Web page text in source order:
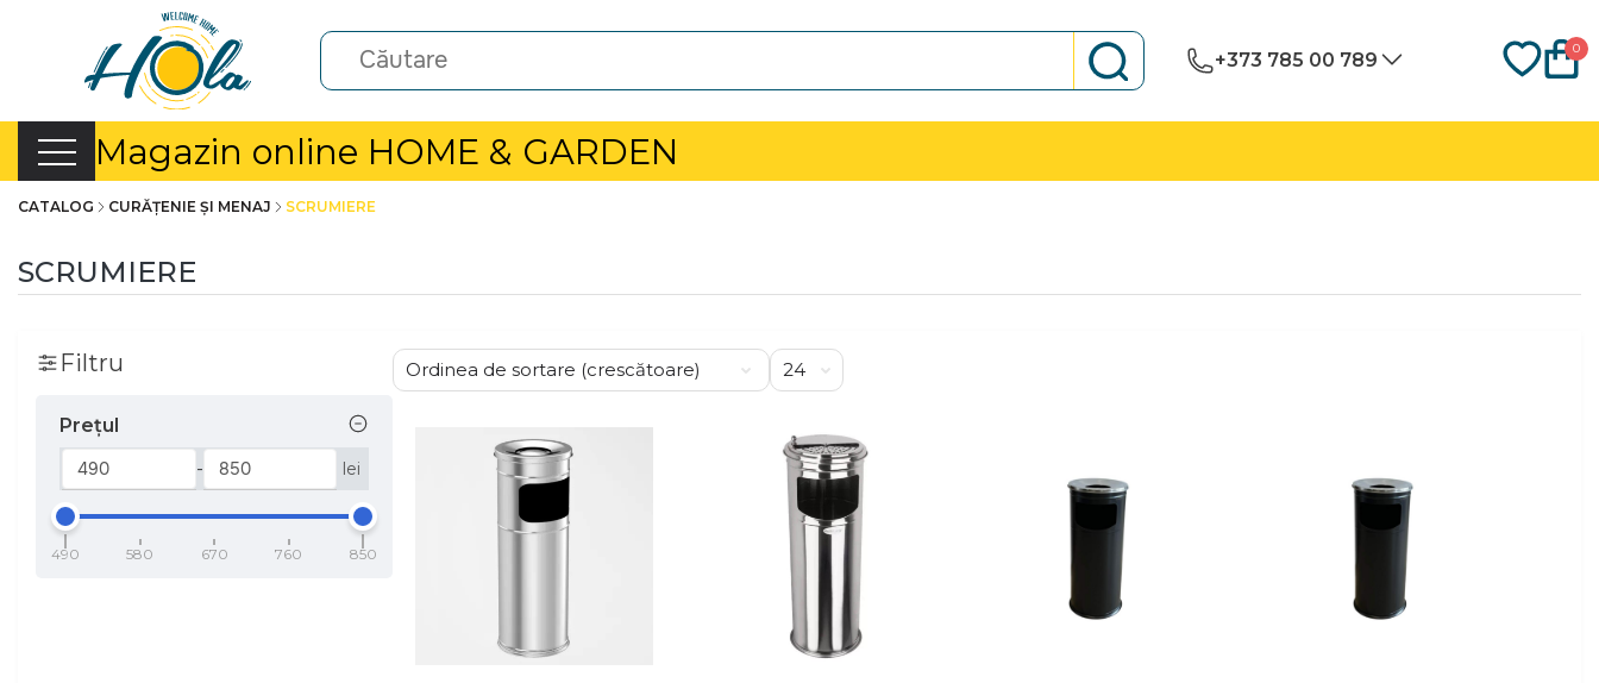
+373 785 00 789
0
Magazin online HOME & GARDEN
CATALOG CURĂȚENIE ȘI MENAJ SCRUMIERE
SCRUMIERE
Filtru
Prețul
-
lei
490 580 670 760 850